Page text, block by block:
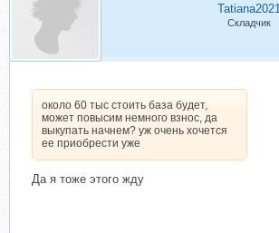
Tatiana2021
Складчик
около 60 тыс стоить база будет,
может повысим немного взнос, да
выкупать начнем? уж очень хочется
ее приобрести уже
Да я тоже этого жду